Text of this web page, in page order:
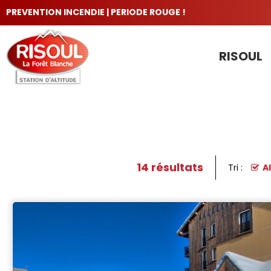
PREVENTION INCENDIE | PERIODE ROUGE !
RISOUL
14 résultats Tri :